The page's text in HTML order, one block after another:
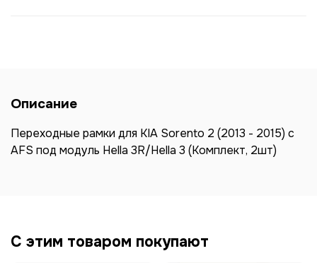
Описание
Переходные рамки для KIA Sorento 2 (2013 - 2015) с
AFS под модуль Hella 3R/Hella 3 (Комплект, 2шт)
С этим товаром покупают